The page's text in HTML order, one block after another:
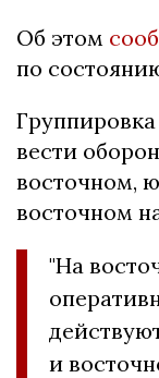
Об этом
по
вести
восточном,
восточном
"На
и